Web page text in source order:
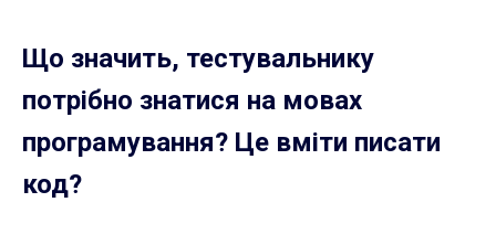
Що значить, тестувальнику
потрібно знатися на мовах
програмування? Це вміти писати
код?